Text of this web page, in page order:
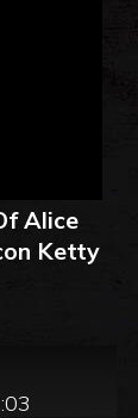
Alice
Ketty